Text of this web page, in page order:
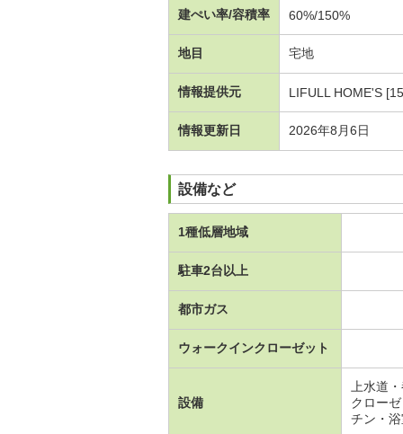
建ぺい率/容積率 60%/150%
地目 宅地
情報提供元 LIFULL HOME'S
情報更新日 2026年8月6日
設備など
1種低層地域
駐車2台以上
都市ガス
ウォークインクローゼット
設備
上水道
クロー
チン・